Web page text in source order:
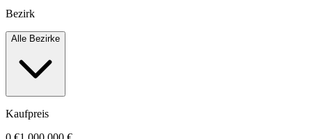
Bezirk
Alle Bezirke
Kaufpreis